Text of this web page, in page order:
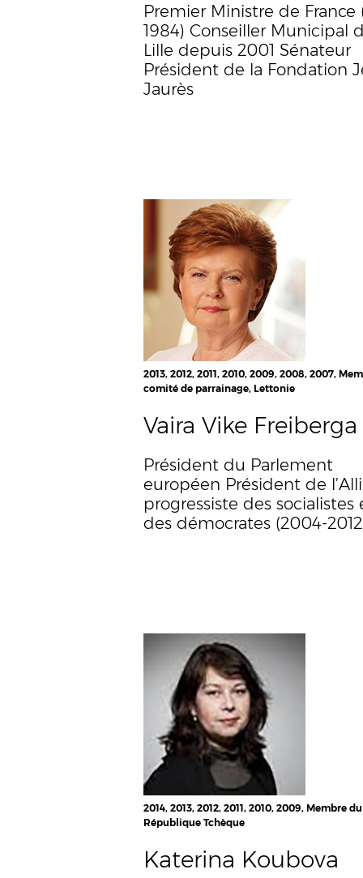
Premier Ministre de France
1984) Conseiller Municipal
Lille depuis 2001 Sénateur
Président de la Fondation
Jaurès
2013, 2012, 2011, 2010, 2009, 2008, 2007,
comité de parrainage, Lettonie
Vaira Vike Freiberga
Président du Parlement
européen Président de
progressiste des socialistes
des démocrates (2004-
2014, 2013, 2012, 2011, 2010, 2009, Membre
République Tchèque
Katerina Koubova